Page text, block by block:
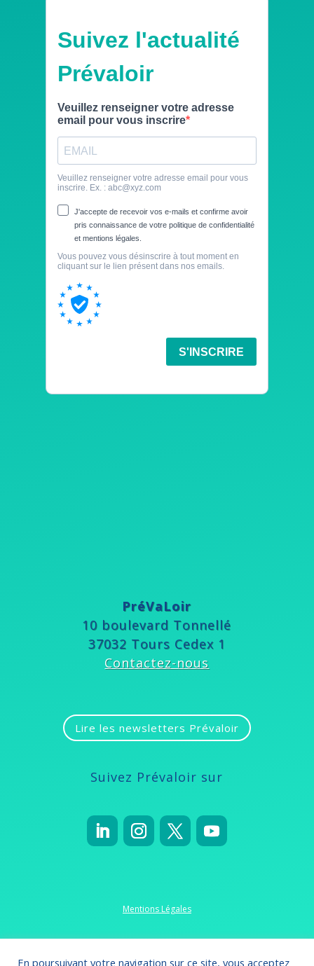
PréVaLoir
10 boulevard Tonnellé
37032 Tours Cedex 1
Contactez-nous
Lire les newsletters Prévaloir
Suivez Prévaloir sur
Mentions Légales
Politique de confidentialité
En poursuivant votre navigation sur ce site, vous acceptez